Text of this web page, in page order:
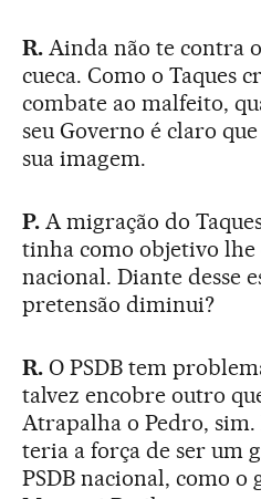
R. Ainda não te contra
cueca. Como o Taques
combate ao malfeito,
seu Governo é claro
sua imagem.
P.A migração do
tinha como objetivo lhe
nacional. Diante desse
pretensão diminui?
R. O PSDB tem
talvez encobre outro
Atrapalha o Pedro, sim.
teria a força de ser um
PSDB nacional, como o